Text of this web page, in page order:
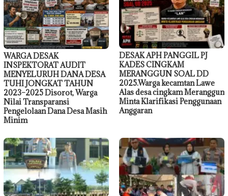
WARGA DESAK
INSPEKTORAT AUDIT
MENYELURUH DANA DESA
TUHI JONGKAT TAHUN
2023–2025 Disorot, Warga
Nilai Transparansi
Pengelolaan Dana Desa Masih
Minim
DESAK APH PANGGIL PJ
KADES CINGKAM
MERANGGUN SOAL DD
2025.Warga kecamtan Lawe
Alas desa cingkam Meranggun
Minta Klarifikasi Penggunaan
Anggaran